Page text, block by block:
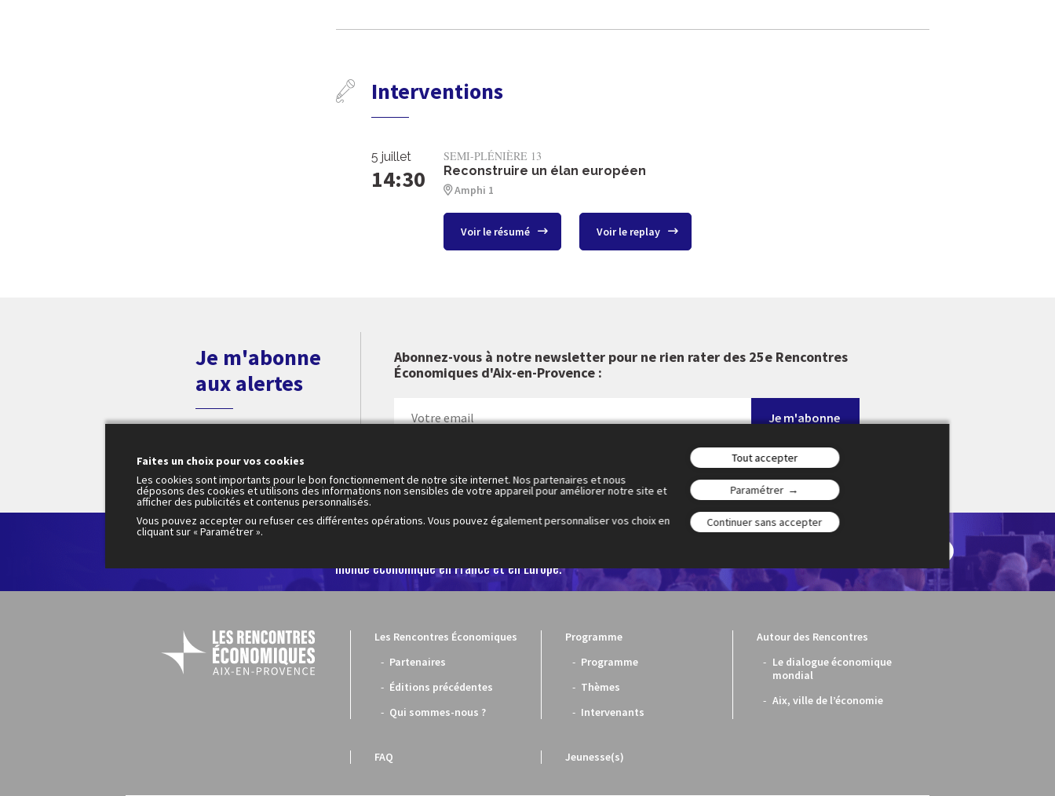
Interventions
5 juillet
14:30
SEMI-PLÉNIÈRE 13
Reconstruire un élan européen
Amphi 1
Voir le résumé Voir le replay
Je m'abonne
aux alertes
Abonnez-vous à notre newsletter pour ne rien rater des 25e Rencontres
Économiques d'Aix-en-Provence :
Le Cercle des économistes a créé les Rencontres Économiques d'Aix-en-Provence en
monde économique en France et en Europe.
Les Rencontres Économiques
Partenaires
Éditions précédentes
Qui sommes-nous ?
Programme
Programme
Thèmes
Intervenants
Autour des Rencontres
Le dialogue économique
mondial
Aix, ville de l’économie
FAQ Jeunesse(s)
Faites un choix pour vos cookies
Les cookies sont importants pour le bon fonctionnement de notre site internet. Nos partenaires et nous
déposons des cookies et utilisons des informations non sensibles de votre appareil pour améliorer notre site et
afficher des publicités et contenus personnalisés.
Vous pouvez accepter ou refuser ces différentes opérations. Vous pouvez également personnaliser vos choix en
cliquant sur « Paramétrer ».
Tout accepter
Paramétrer
Continuer sans accepter